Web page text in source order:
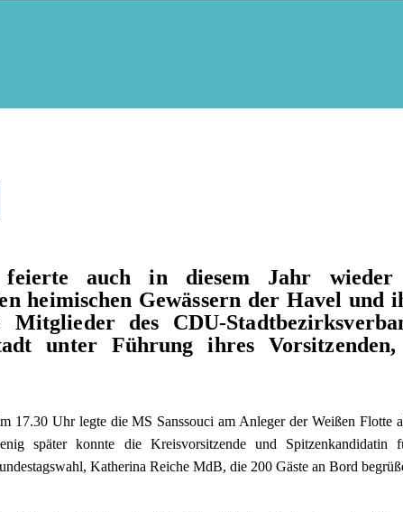
feierte auch in diesem Jahr wieder
heimischen Gewässern der Havel und
des CDU-
unter Führung ihres
17.30 Uhr legte die MS Sanssouci am Anleger der Weißen Flotte
später konnte die Kreisvorsitzende und Spitzenkandidatin
Katherina Reiche MdB, die 200 Gäste an Bord